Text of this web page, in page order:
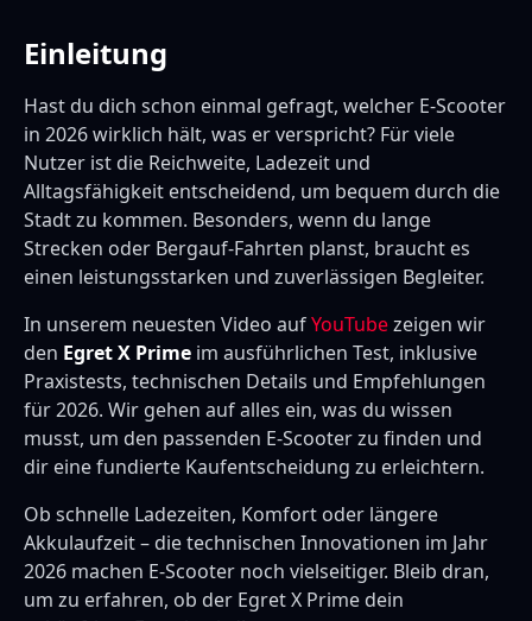
Einleitung
Hast du dich schon einmal gefragt, welcher E-Scooter
in 2026 wirklich hält, was er verspricht? Für viele
Nutzer ist die Reichweite, Ladezeit und
Alltagsfähigkeit entscheidend, um bequem durch die
Stadt zu kommen. Besonders, wenn du lange
Strecken oder Bergauf-Fahrten planst, braucht es
einen leistungsstarken und zuverlässigen Begleiter.
In unserem neuesten Video aufYouTubezeigen wir
den Egret X Prime im ausführlichen Test, inklusive
Praxistests, technischen Details und Empfehlungen
für 2026. Wir gehen auf alles ein, was du wissen
musst, um den passenden E-Scooter zu finden und
dir eine fundierte Kaufentscheidung zu erleichtern.
Ob schnelle Ladezeiten, Komfort oder längere
Akkulaufzeit – die technischen Innovationen im Jahr
2026 machen E-Scooter noch vielseitiger. Bleib dran,
um zu erfahren, ob der Egret X Prime dein